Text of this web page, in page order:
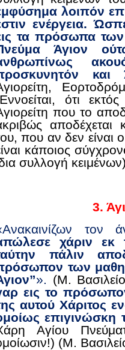
λοιπόν
ενέργεια.
τα πρόσωπα
Άγιον
και
ότι
που το
αποδέχεται
που αν δεν είναι
κάποιος
συλλογή
3.
χάριν εκ
πάλιν
των
». (Μ.
εις το
αυτού Χάριτος
επιγινώσκη
Αγίου
(Μ.